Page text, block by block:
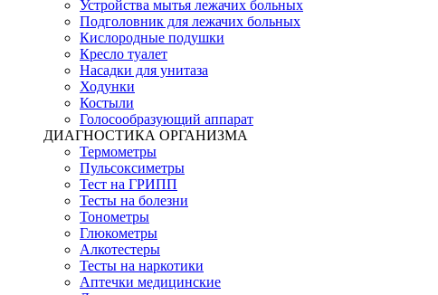
Устройства мытья лежачих больных
Подголовник для лежачих больных
Кислородные подушки
Кресло туалет
Насадки для унитаза
Ходунки
Костыли
Голосообразующий аппарат
ДИАГНОСТИКА ОРГАНИЗМА
Термометры
Пульсоксиметры
Тест на ГРИПП
Тесты на болезни
Тонометры
Глюкометры
Алкотестеры
Тесты на наркотики
Аптечки медицинские